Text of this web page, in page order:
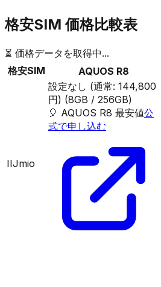
格安SIM 価格比較表
⏳ 価格データを取得中...
格安SIM
AQUOS R8
IIJmio
設定なし (通常: 144,800
円) (8GB / 256GB)
🎈 AQUOS R8 最安値公
式で申し込む